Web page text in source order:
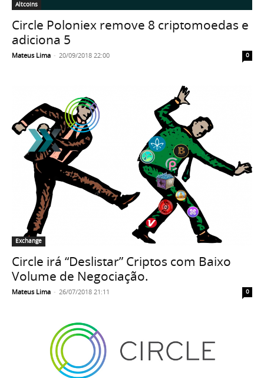
Altcoins
Circle Poloniex remove 8 criptomoedas e
adiciona 5
Mateus Lima - 20/09/2018 22:00 0
Exchange
Circle irá “Deslistar” Criptos com Baixo
Volume de Negociação.
Mateus Lima - 26/07/2018 21:11 0